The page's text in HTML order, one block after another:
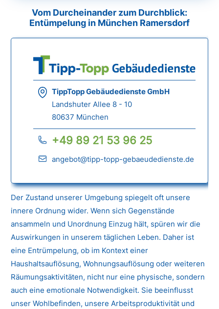
Vom Durcheinander zum Durchblick:
Entümpelung in München Ramersdorf
TippTopp Gebäudedienste GmbH
Landshuter Allee 8 - 10
80637 München
+49 89 21 53 96 25
angebot@tipp-topp-gebaeudedienste.de
Der Zustand unserer Umgebung spiegelt oft unsere
innere Ordnung wider. Wenn sich Gegenstände
ansammeln und Unordnung Einzug hält, spüren wir die
Auswirkungen in unserem täglichen Leben. Daher ist
eine Entrümpelung, ob im Kontext einer
Haushaltsauflösung, Wohnungsauflösung oder weiteren
Räumungsaktivitäten, nicht nur eine physische, sondern
auch eine emotionale Notwendigkeit. Sie beeinflusst
unser Wohlbefinden, unsere Arbeitsproduktivität und